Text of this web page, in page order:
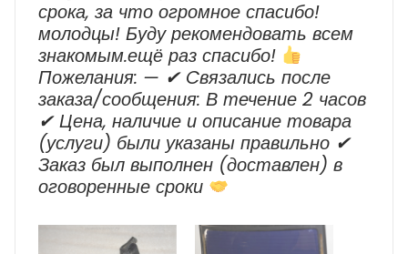
срока, за что огромное спасибо!
молодцы! Буду рекомендовать всем
знакомым.ещё раз спасибо!
Пожелания: — ✔ Cвязались после
заказа/сообщения: В течение 2 часов
✔ Цена, наличие и описание товара
(услуги) были указаны правильно ✔
Заказ был выполнен (доставлен) в
оговоренные сроки